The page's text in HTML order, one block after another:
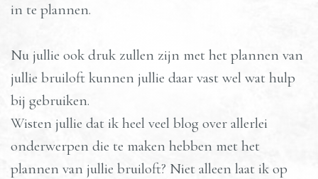
in te plannen.
Nu jullie ook druk zullen zijn met het plannen van
jullie bruiloft kunnen jullie daar vast wel wat hulp
bij gebruiken.
Wisten jullie dat ik heel veel blog over allerlei
onderwerpen die te maken hebben met het
plannen van jullie bruiloft? Niet alleen laat ik op